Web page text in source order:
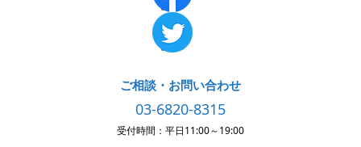
ご相談・お問い合わせ
03-6820-8315
受付時間：平日11:00～19:00